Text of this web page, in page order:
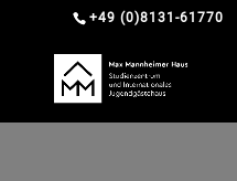
+49 (0)8131-61770